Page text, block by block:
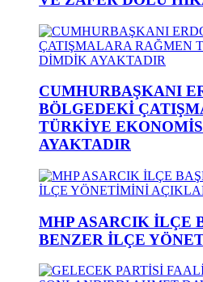
CUMHURBAŞKANI
BÖLGEDEKİ
TÜRKİYE
AYAKTADIR
MHP ASARCIK İLÇE
BENZER İLÇE